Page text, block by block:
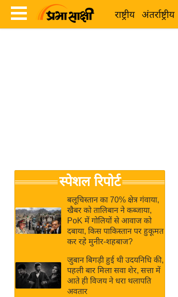
राष्ट्रीय अंतर्राष्ट्रीय
Breaking
News in
Hindi
Hindi
Videos
जगत
राय
बजट
IPL
2026
स्पेशल रिपोर्ट
बलूचिस्तान का 70% क्षेत्र गंवाया,
खैबर को तालिबान ने कब्जाया,
PoK में गोलियों से आवाज को
दबाया, किस पाकिस्तान पर हुकूमत
कर रहे मुनीर-शहबाज?
जुबान बिगड़ी हुई थी उदयनिधि की,
पहली बार मिला सवा शेर, सत्ता में
आते ही विजय ने धरा थलापति
अवतार